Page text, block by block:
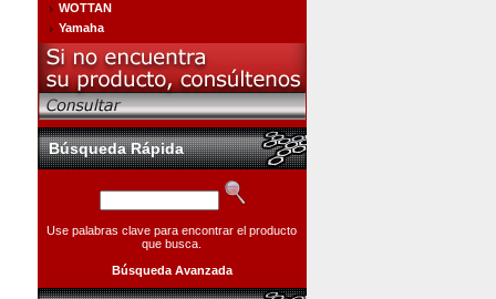
WOTTAN
Yamaha
Búsqueda Rápida
Use palabras clave para encontrar el producto
que busca.
Búsqueda Avanzada